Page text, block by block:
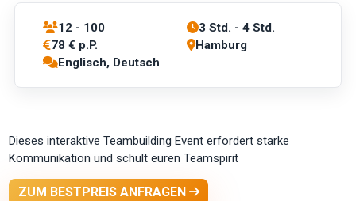
12 - 100
3 Std. - 4 Std.
78 € p.P.
Hamburg
Englisch, Deutsch
Dieses interaktive Teambuilding Event erfordert starke
Kommunikation und schult euren Teamspirit
ZUM BESTPREIS ANFRAGEN